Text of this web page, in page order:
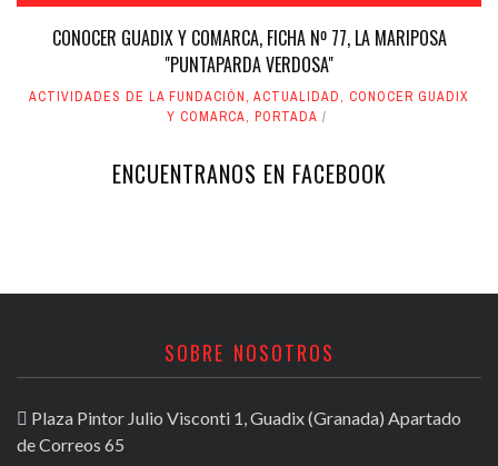
CONOCER GUADIX Y COMARCA, FICHA Nº 77, LA MARIPOSA
"PUNTAPARDA VERDOSA"
ACTIVIDADES DE LA FUNDACIÓN, ACTUALIDAD, CONOCER GUADIX
Y COMARCA, PORTADA
ENCUENTRANOS EN FACEBOOK
SOBRE NOSOTROS
Plaza Pintor Julio Visconti 1, Guadix (Granada) Apartado
de Correos 65